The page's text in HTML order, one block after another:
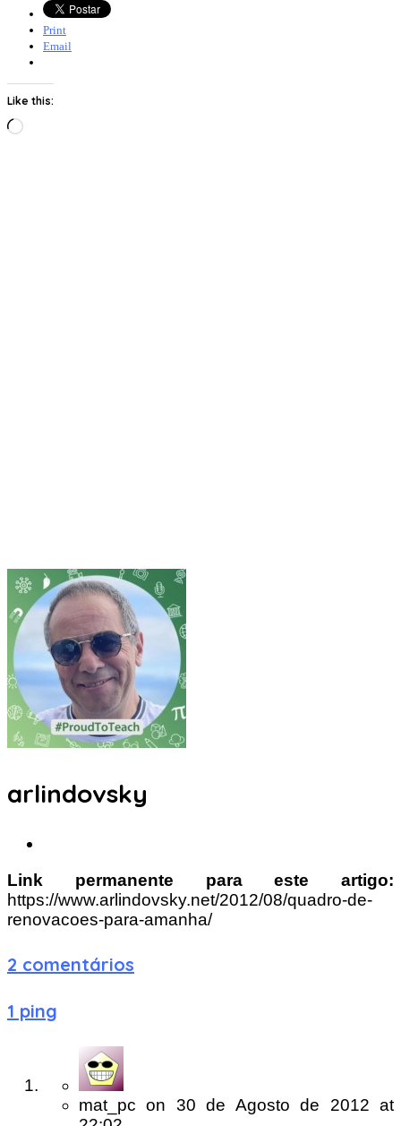
Print
Email
Like this:
Loading…
arlindovsky
Link permanente para este artigo:
https://www.arlindovsky.net/2012/08/quadro-de-
renovacoes-para-amanha/
2 comentários
1 ping
mat_pc on 30 de Agosto de 2012at